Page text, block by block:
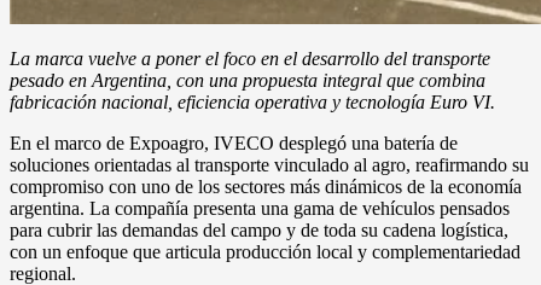
La marca vuelve a poner el foco en el desarrollo del transporte
pesado en Argentina, con una propuesta integral que combina
fabricación nacional, eficiencia operativa y tecnología Euro VI.
En el marco de Expoagro, IVECO desplegó una batería de
soluciones orientadas al transporte vinculado al agro, reafirmando su
compromiso con uno de los sectores más dinámicos de la economía
argentina. La compañía presenta una gama de vehículos pensados
para cubrir las demandas del campo y de toda su cadena logística,
con un enfoque que articula producción local y complementariedad
regional.